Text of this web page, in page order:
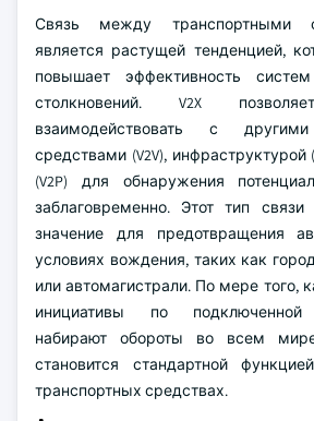
Связь между транспортными
является растущей тенденцией,
повышает эффективность
столкновений. V2X
взаимодействовать с
средствами (V2V),
(V2P) для обнаружения
заблаговременно. Этот тип
значение для предотвращения
условиях вождения, таких как
или автомагистрали. По мере того,
инициативы по подключенной
набирают обороты во всем
становится стандартной
транспортных средствах.